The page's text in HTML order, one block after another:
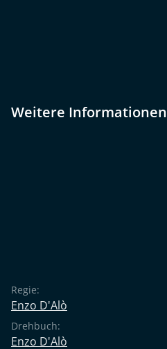
Weitere Informationen
Regie:
Enzo D'Alò
Drehbuch:
Enzo D'Alò